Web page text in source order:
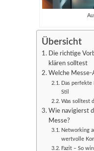
Übersicht
Die richtige
klären solltest
Welche Messe-
Das
Stil
Was solltest
Wie navigierst
Messe?
Networking
wertvolle
Fazit – So